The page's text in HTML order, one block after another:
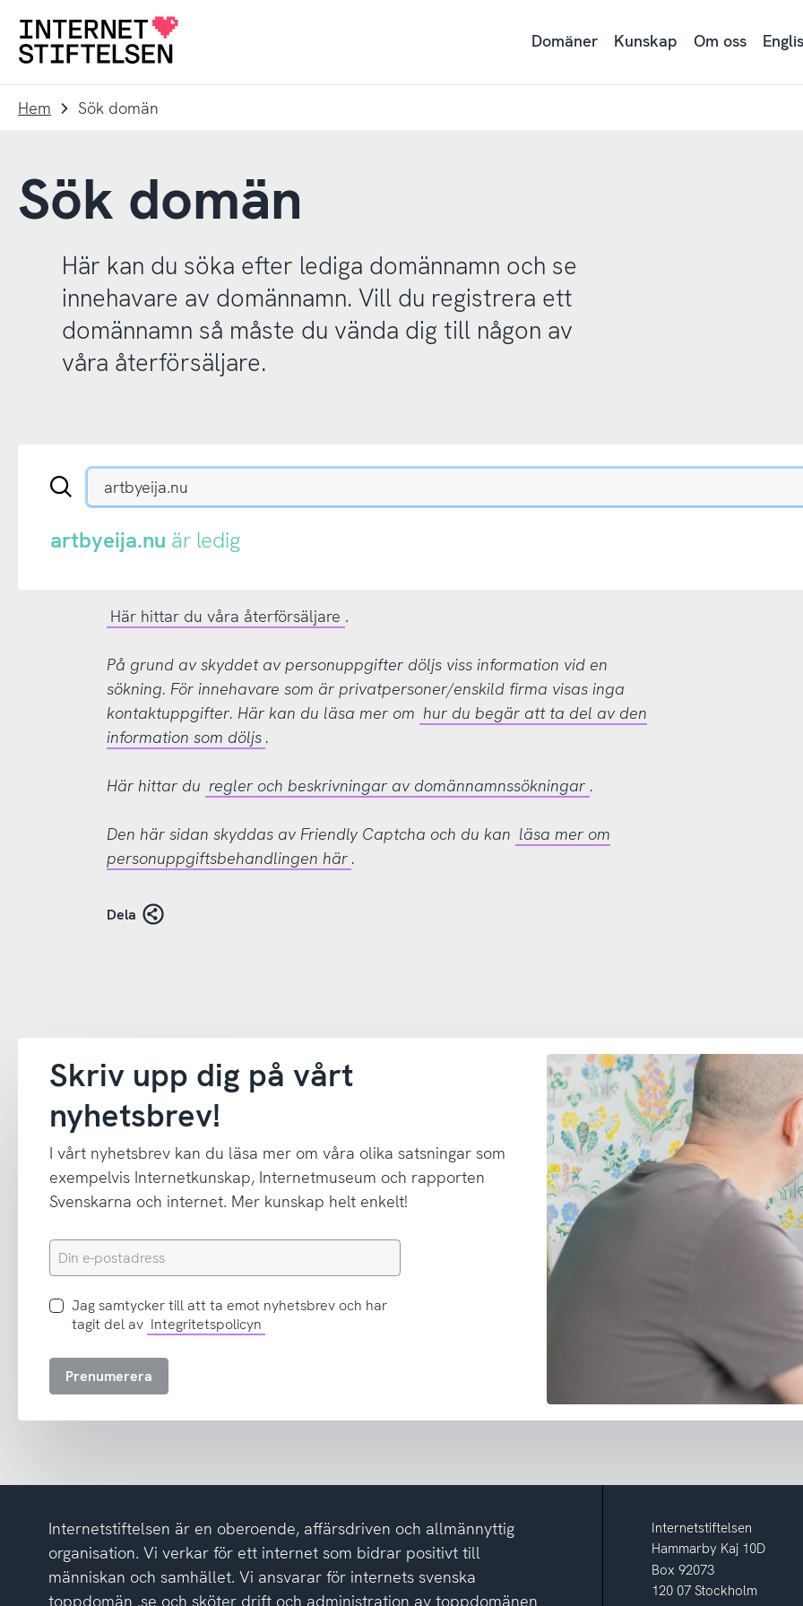
navigering
innehåll
Till
Domäner Kunskap Om oss
Hem Sök domän
Sök domän
Här kan du söka efter lediga domännamn och se
innehavare av domännamn. Vill du registrera ett
domännamn så måste du vända dig till någon av
våra återförsäljare.
Sök
.se-
eller
.nu-
artbyeija.nu är ledig
Här hittar du våra återförsäljare .
På grund av skyddet av personuppgifter döljs viss information vid en
sökning. För innehavare som är privatpersoner/enskild firma visas inga
kontaktuppgifter. Här kan du läsa mer om hur du begär att ta del av den
information som döljs .
Här hittar du regler och beskrivningar av domännamnssökningar .
Den här sidan skyddas av Friendly Captcha och du kan läsa mer om
personuppgiftsbehandlingen här .
Dela
Skriv upp dig på vårt
nyhetsbrev!
I vårt nyhetsbrev kan du läsa mer om våra olika satsningar som
exempelvis Internetkunskap, Internetmuseum och rapporten
Svenskarna och internet. Mer kunskap helt enkelt!
Din
e-
Jag
samtycker
att
nyhetsbrev
tagit
av
integritetspolicyn
Jag samtycker till att ta emot nyhetsbrev och har
tagit del av Integritetspolicyn
Prenumerera
Internetstiftelsen är en oberoende, affärsdriven och allmännyttig
organisation. Vi verkar för ett internet som bidrar positivt till
människan och samhället. Vi ansvarar för internets svenska
toppdomän .se och sköter drift och administration av toppdomänen
Internetstiftelsen
Hammarby Kaj 10D
Box 92073
120 07 Stockholm